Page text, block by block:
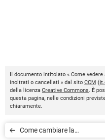
Il documento intitolato « Come
inoltrati o cancellati » dal sito CCM (
della licenza Creative Commons. È
questa pagina, nelle condizioni
chiaramente.
Come cambiare la